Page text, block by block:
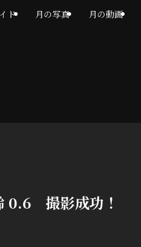
ド 月の写真 月の動画
撮影成功！